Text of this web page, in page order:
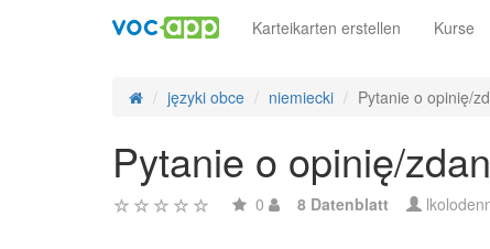
Karteikarten erstellen Kurse
języki obce niemiecki Pytanie o opinię/
Pytanie o opinię/
0 8 Datenblatt